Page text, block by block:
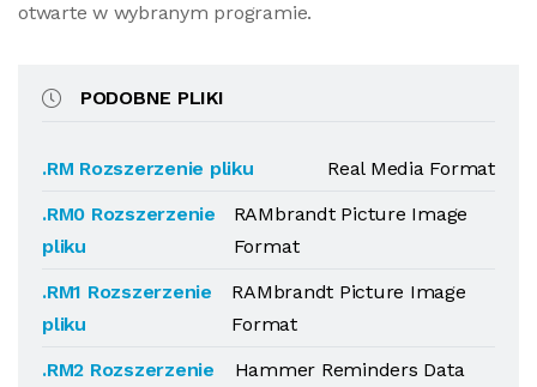
otwarte w wybranym programie.
PODOBNE PLIKI
.RM Rozszerzenie pliku
Real Media Format
.RM0 Rozszerzenie
pliku
RAMbrandt Picture Image
Format
.RM1 Rozszerzenie
pliku
RAMbrandt Picture Image
Format
.RM2 Rozszerzenie
Hammer Reminders Data